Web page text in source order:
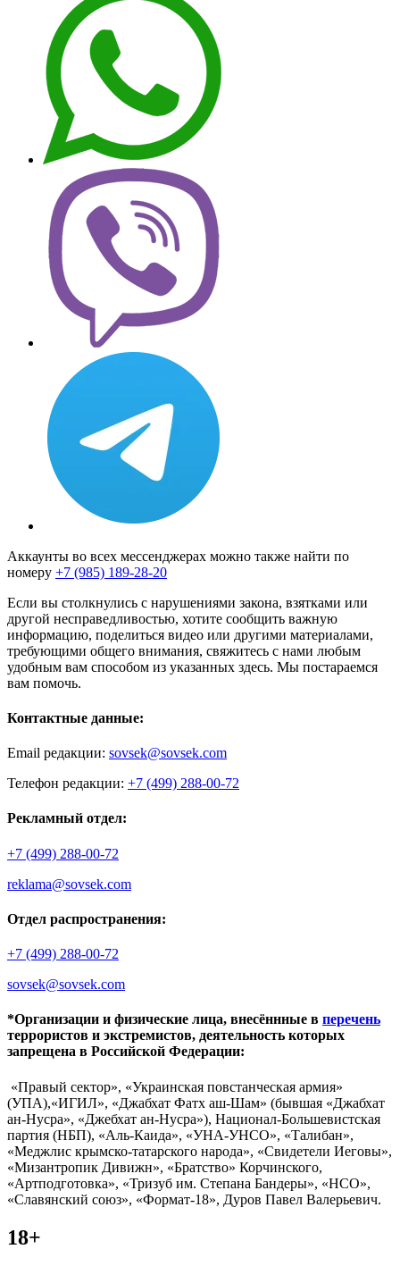
Аккаунты во всех мессенджерах можно также найти по
номеру +7 (985) 189-28-20
Если вы столкнулись с нарушениями закона, взятками или
другой несправедливостью, хотите сообщить важную
информацию, поделиться видео или другими материалами,
требующими общего внимания, свяжитесь с нами любым
удобным вам способом из указанных здесь. Мы постараемся
вам помочь.
Контактные данные:
Email редакции: sovsek@sovsek.com
Телефон редакции: +7 (499) 288-00-72
Рекламный отдел:
+7 (499) 288-00-72
reklama@sovsek.com
Отдел распространения:
+7 (499) 288-00-72
sovsek@sovsek.com
*Организации и физические лица, внесённные в перечень
террористов и экстремистов, деятельность которых
запрещена в Российской Федерации:
«Правый сектор», «Украинская повстанческая армия»
(УПА),«ИГИЛ», «Джабхат Фатх аш-Шам» (бывшая «Джабхат
ан-Нусра», «Джебхат ан-Нусра»), Национал-Большевистская
партия (НБП), «Аль-Каида», «УНА-УНСО», «Талибан»,
«Меджлис крымско-татарского народа», «Свидетели Иеговы»,
«Мизантропик Дивижн», «Братство» Корчинского,
«Артподготовка», «Тризуб им. Степана Бандеры», «НСО»,
«Славянский союз», «Формат-18», Дуров Павел Валерьевич.
18+